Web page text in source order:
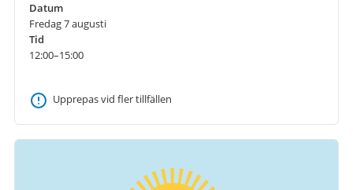
Datum
Fredag 7 augusti
Tid
12:00–15:00
Upprepas vid fler tillfällen